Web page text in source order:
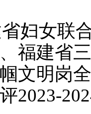
妇女联
福建省
文明岗
2023-